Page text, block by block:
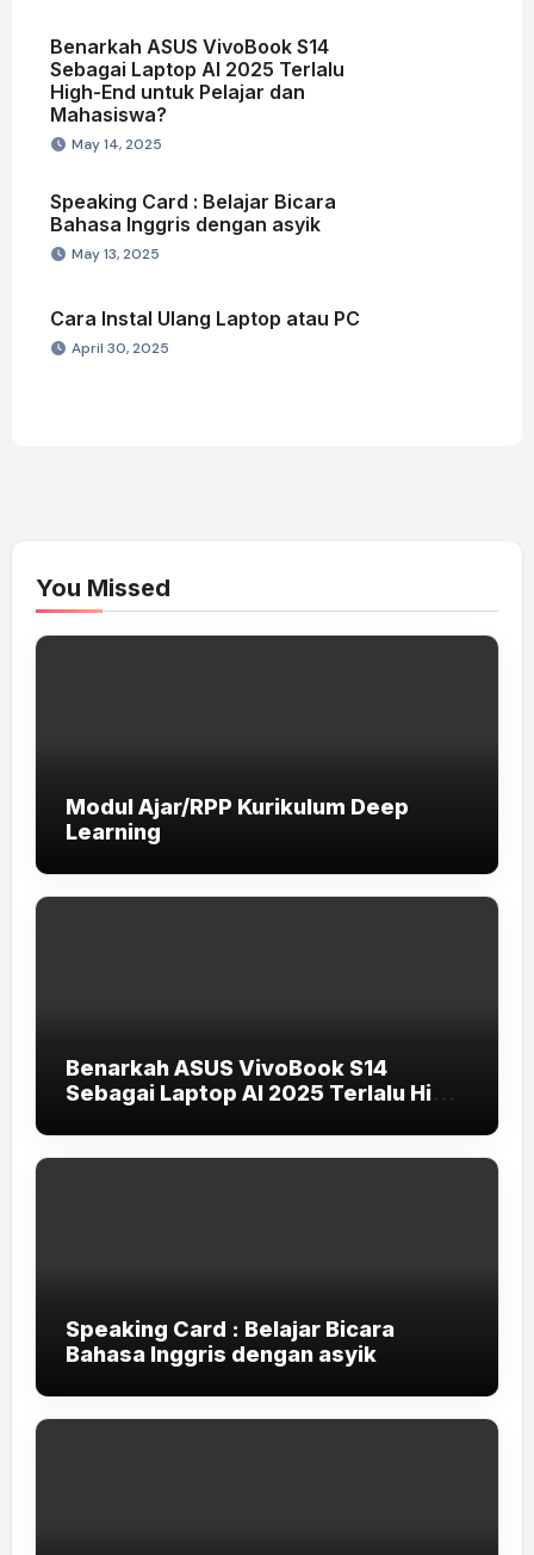
Benarkah ASUS VivoBook S14
Sebagai Laptop AI 2025 Terlalu
High-End untuk Pelajar dan
Mahasiswa?
May 14, 2025
Speaking Card : Belajar Bicara
Bahasa Inggris dengan asyik
May 13, 2025
Cara Instal Ulang Laptop atau PC
April 30, 2025
You Missed
Modul Ajar/RPP Kurikulum Deep
Learning
Benarkah ASUS VivoBook S14
Sebagai Laptop AI 2025 Terlalu High-
Speaking Card : Belajar Bicara
Bahasa Inggris dengan asyik